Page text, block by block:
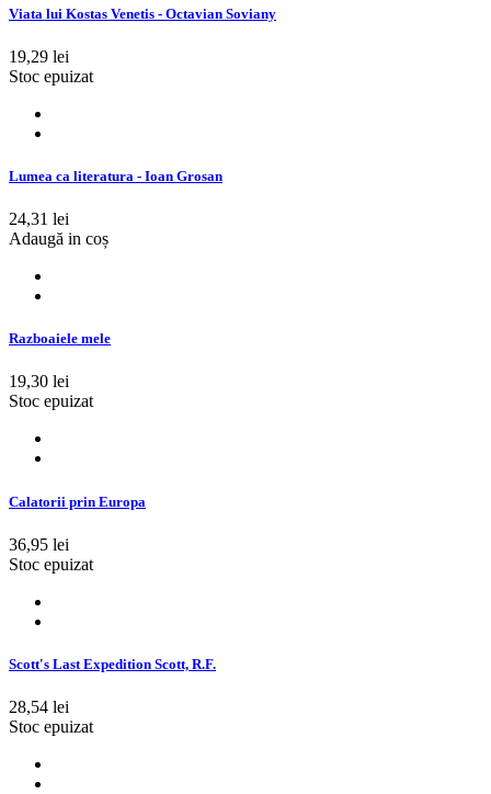
Viata lui Kostas Venetis - Octavian Soviany
19,29 lei
Stoc epuizat
Lumea ca literatura - Ioan Grosan
24,31 lei
Adaugă in coș
Razboaiele mele
19,30 lei
Stoc epuizat
Calatorii prin Europa
36,95 lei
Stoc epuizat
Scott's Last Expedition Scott, R.F.
28,54 lei
Stoc epuizat